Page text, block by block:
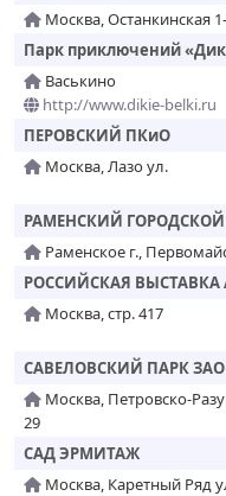
Москва, Останкинская
Парк приключений
Васькино
http://www.dikie-belki.ru
ПЕРОВСКИЙ ПКиО
Москва, Лазо ул.
РАМЕНСКИЙ
Раменское г.,
РОССИЙСКАЯ
Москва, стр. 417
САВЕЛОВСКИЙ ПАРК ЗАО
Москва, Петровско-
29
САД ЭРМИТАЖ
Москва, Каретный Ряд